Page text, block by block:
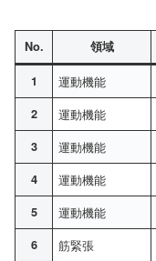
No. 領域
1 運動機能
2 運動機能
3 運動機能
4 運動機能
5 運動機能
6 筋緊張